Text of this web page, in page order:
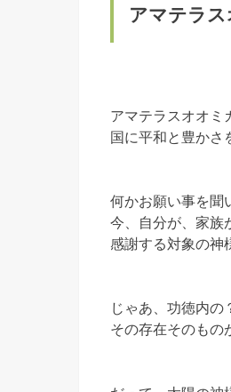
アマテラ
アマテラスオオミ
国に平和と豊かさ
何かお願い事を聞
今、自分が、家族
感謝する対象の神
じゃあ、功徳内の
その存在そのもの